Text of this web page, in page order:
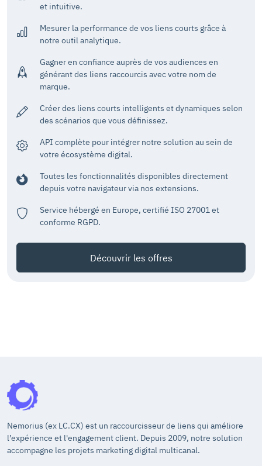
et intuitive.
Mesurer la performance de vos liens courts grâce à
notre outil analytique.
Gagner en confiance auprès de vos audiences en
générant des liens raccourcis avec votre nom de
marque.
Créer des liens courts intelligents et dynamiques selon
des scénarios que vous définissez.
API complète pour intégrer notre solution au sein de
votre écosystème digital.
Toutes les fonctionnalités disponibles directement
depuis votre navigateur via nos extensions.
Service hébergé en Europe, certifié ISO 27001 et
conforme RGPD.
Découvrir les offres
Nemorius (ex LC.CX) est un raccourcisseur de liens qui améliore
l’expérience et l'engagement client. Depuis 2009, notre solution
accompagne les projets marketing digital multicanal.